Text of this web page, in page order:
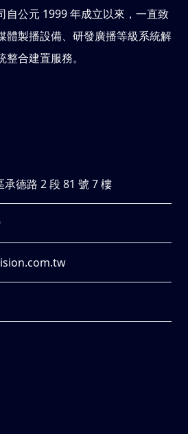
自公元 1999 年成立以來，一直致
體製播設備、研發廣播等級系統解
合建置服務。
德路 2 段 81 號 7 樓